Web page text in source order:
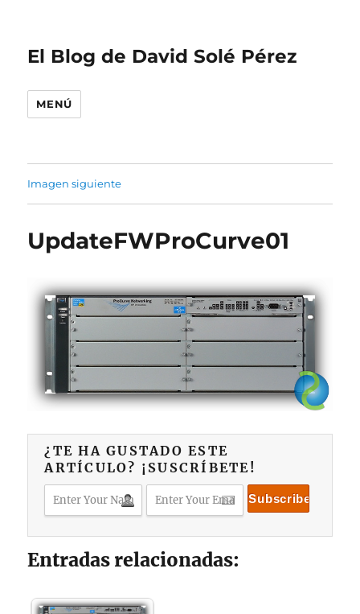
El Blog de David Solé Pérez
MENÚ
Imagen siguiente
UpdateFWProCurve01
¿TE HA GUSTADO ESTE
ARTÍCULO? ¡SUSCRÍBETE!
Entradas relacionadas: